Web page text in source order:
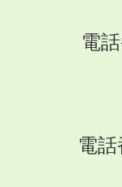
電
電